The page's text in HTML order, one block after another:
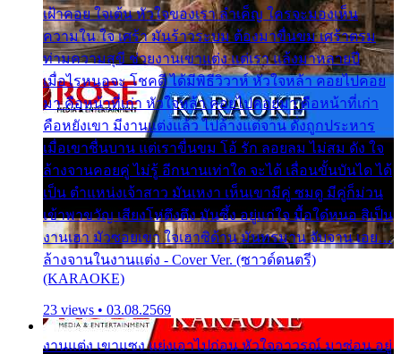
เฝ้าคอย ใจเต้น หัวใจของเรา ลำเค็ญ ใครจะมองเห็น
ความใน ใจ เศร้า มันร้าวระบม ต้องมาขื่นขม เศร้าตรม
ท่ามความสุขี ช่วยงานเขาแต่ง แต่เรา แล้งมาหลายปี
เมื่อไรหนอจะ โชคดี ได้มีพิธีวิวาห์ หัวใจหล้า คอยไปคอย
มา คือหน้าที่เก่า หัวใจหล้า คอยไปคอยมา คือหน้าที่เก่า
คือหยังเขา มีงานแต่งแล้ว ไปล้างแต่จาน ดั่งถูกประหาร
เมื่อเขาชื่นบาน แต่เราขื่นขม โอ้ รัก ลอยลม ไม่สม ดัง ใจ
ล้างจานคอยคู่ ไม่รู้ อีกนานเท่าใด จะได้ เลื่อนขั้นบันได ได้
เป็น ตำแหน่งเจ้าสาว มันเหงา เห็นเขามีคู่ ซมดู มีคู่ก็ม่วน
เข้าพาขวัญ เสียงโห่ตึงตึง มันซึ้ง อยู่แก่ใจ มื้อใด๋หนอ สิเป็น
งานเฮา มัวซอยเขา ใจเฮาซิด้าน มันทรมาน จับจาน เอย…
ล้างจานในงานแต่ง - Cover Ver. (ซาวด์ดนตรี)
(KARAOKE)
23 views • 03.08.2569
งานแต่ง เขาแซง แย่งเอาไปก่อน หัวใจอาวรณ์ มาซ่อน อยู่